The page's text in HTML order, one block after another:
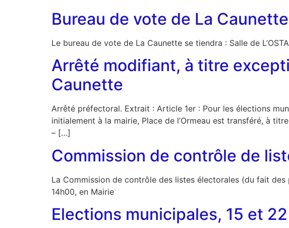
Bureau de vote de La
Le bureau de vote de La Caunette se tiendra : Salle de
Arrêté modifiant, à titre
Caunette
Arrêté préfectoral. Extrait : Article 1er : Pour les élections
initialement à la mairie, Place de l’Ormeau est transféré, à
– […]
Commission de contrôle de
La Commission de contrôle des listes électorales (du fait
14h00, en Mairie
Elections municipales, 15 et